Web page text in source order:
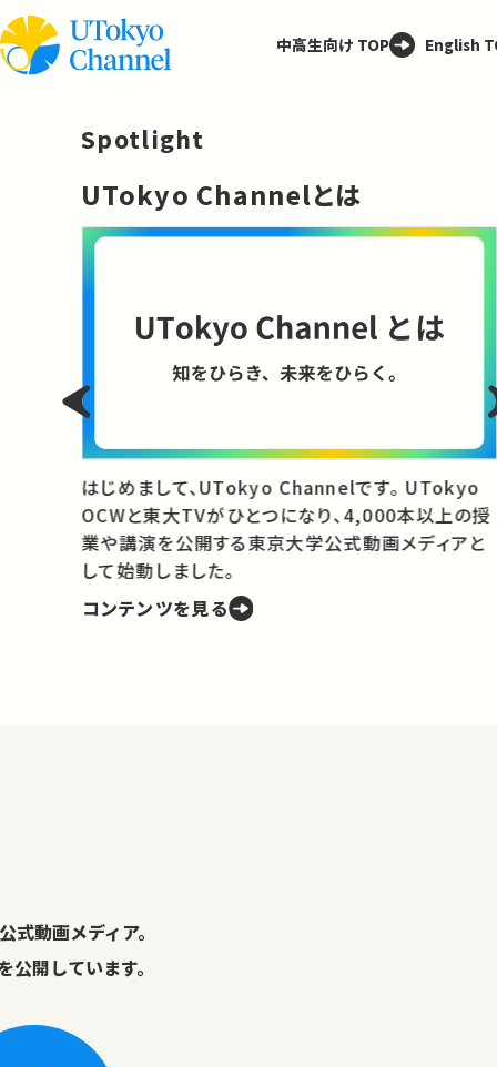
中高生向け TOP English
Spotlight
UTokyo Channelとは
はじめまして、UTokyo Channelです。 UTokyo
OCWと東大TVがひとつになり、4,000本以上の授
業や講演を公開する東京大学公式動画メディアと
して始動しました。
コンテンツを見る
式動画メディア。
開しています。